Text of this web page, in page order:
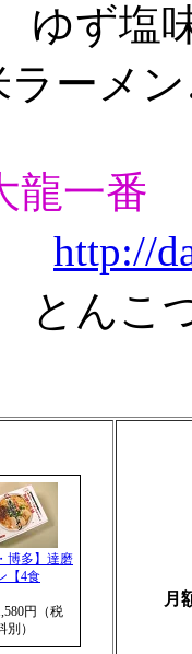
多ラ
ラーメ
龍一番
http://
ーメ
博多】達磨
【4食
円（税
）
月